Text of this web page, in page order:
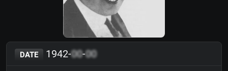
DATE 1942-00-00